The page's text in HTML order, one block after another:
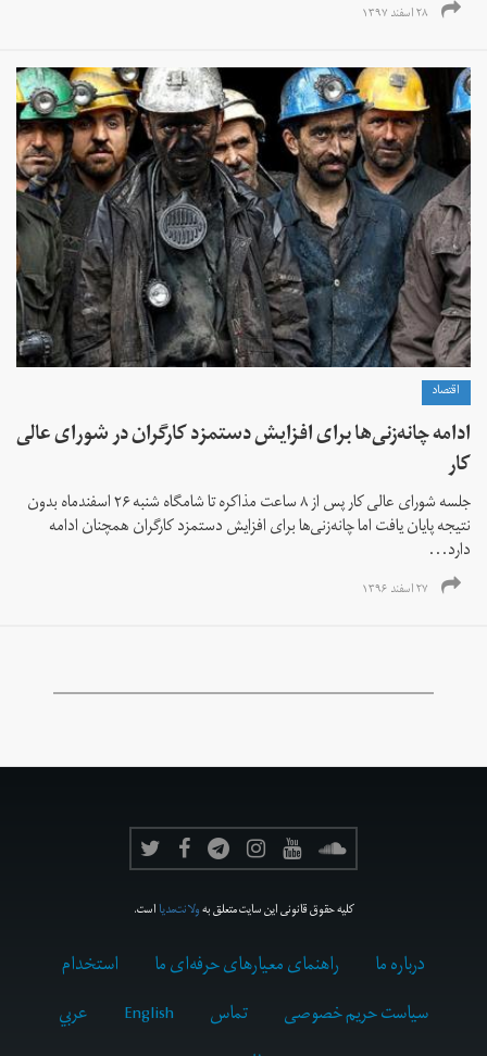
۲۸ اسفند ۱۳۹۷
اقتصاد
ادامه چانه‌زنی‌ها برای افزایش دستمزد کارگران در شورای عالی
کار
جلسه شورای عالی کار پس از ۸ ساعت مذاکره تا شامگاه شنبه ۲۶ اسفندماه بدون
نتیجه پایان یافت اما چانه‌زنی‌ها برای افزایش دستمزد کارگران همچنان ادامه
دارد...
۲۷ اسفند ۱۳۹۶
کلیه حقوق قانونی این سایت متعلق بهولانت‌مدیااست.
درباره ما راهنمای معیارهای حرفه‌ای ما
استخدام
سیاست حریم خصوصی
تماس English
عربي